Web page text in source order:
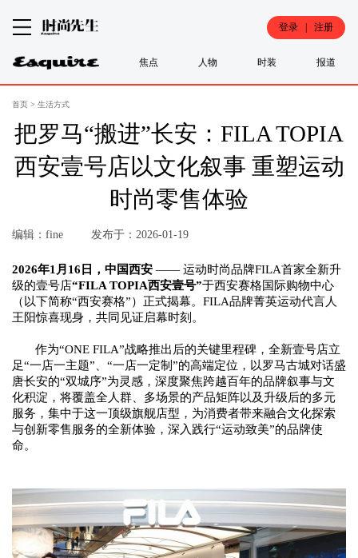
登录 | 注册
焦点 人物 时装 报道
首页 > 生活方式
把罗马“搬进”长安：FILA TOPIA
西安壹号店以文化叙事 重塑运动
时尚零售体验
编辑：fine 发布于：2026-01-19
2026年1 月 16 日，中国西安 —— 运动时尚品牌FILA首家全新升
级的壹号店“FILA TOPIA西安壹号”于西安赛格国际购物中心
（以下简称“西安赛格”）正式揭幕。 FILA品牌菁英运动代言人
王阳惊喜现身，共同见证启幕时刻。
作为“ONE FILA”战略推出后的关键里程碑，全新壹号店立
足“一店一主题”、“一店一定制”的高端定位 ， 以罗马古城对话盛
唐长安的“双城序”为灵感， 深度聚焦跨越百年的品牌叙事与文
化积淀，将覆盖全人群、多场景的产品矩阵以及升级后的多元
服务，集中于这一顶级旗舰店型，为消费者带来融合文化探索
与创新零售服务的全新体验，深入践行“运动致美”的品牌使
命。